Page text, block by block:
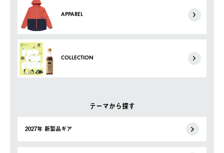
APPAREL
COLLECTION
テーマから探す
2027年 新製品ギア